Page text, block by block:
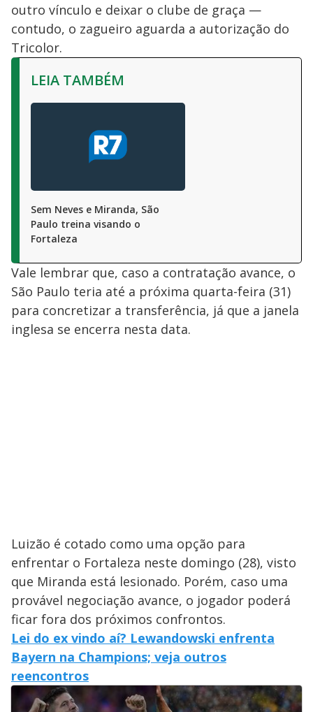
outro vínculo e deixar o clube de graça —
contudo, o zagueiro aguarda a autorização do
Tricolor.
LEIA TAMBÉM
Sem Neves e Miranda, São
Paulo treina visando o
Fortaleza
Vale lembrar que, caso a contratação avance, o
São Paulo teria até a próxima quarta-feira (31)
para concretizar a transferência, já que a janela
inglesa se encerra nesta data.
Luizão é cotado como uma opção para
enfrentar o Fortaleza neste domingo (28), visto
que Miranda está lesionado. Porém, caso uma
provável negociação avance, o jogador poderá
ficar fora dos próximos confrontos.
Lei do ex vindo aí? Lewandowski enfrenta
Bayern na Champions; veja outros
reencontros